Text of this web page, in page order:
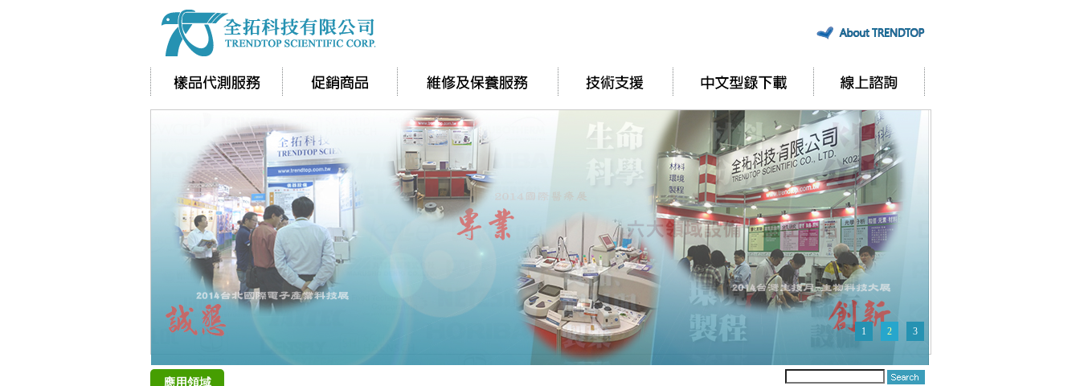
1 2 3
應用領域